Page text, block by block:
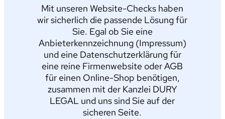
Mit unseren Website-Checks haben
wir sicherlich die passende Lösung für
Sie. Egal ob Sie eine
Anbieterkennzeichnung (Impressum)
und eine Datenschutzerklärung für
eine reine Firmenwebsite oder AGB
für einen Online-Shop benötigen,
zusammen mit der Kanzlei DURY
LEGAL und uns sind Sie auf der
sicheren Seite.